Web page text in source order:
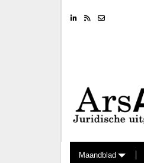
LinkedinRSS feed
Maandblad